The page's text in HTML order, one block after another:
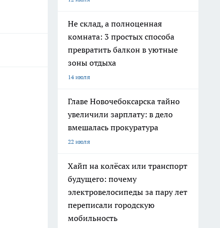
Не склад, а полноценная
комната: 3 простых способа
превратить балкон в уютные
зоны отдыха
14 июля
Главе Новочебоксарска тайно
увеличили зарплату: в дело
вмешалась прокуратура
22 июля
Хайп на колёсах или транспорт
будущего: почему
электровелосипеды за пару лет
переписали городскую
мобильность